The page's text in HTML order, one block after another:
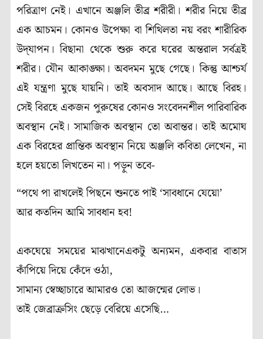
পরিত্রাণ নেই। এখানে অঞ্জলি তীব্র শরীরী। শরীর নিয়ে তীব্র
এক আচমন। কোনও উপেক্ষা বা শিথিলতা নয় বরং শারীরিক
উদ্‌যাপন। বিছানা থেকে শুরু করে ঘরের অন্তরাল সর্বত্রই
শরীর। যৌন আকাঙ্ক্ষা। অবদমন মুছে গেছে। কিন্তু আশ্চর্য
এই যন্ত্রণা মুছে যায়নি। তাই অবসাদ আছে। আছে বিরহ।
সেই বিরহে একজন পুরুষের কোনও সংবেদনশীল পারিবারিক
অবস্থান নেই। সামাজিক অবস্থান তো অবান্তর। তাই অমোঘ
এক বিরহের প্রান্তিক অবস্থান নিয়ে অঞ্জলি কবিতা লেখেন, না
হলে হয়তো লিখতেন না। পড়ুন তবে-
“পথে পা রাখলেই পিছনে শুনতে পাই ‘সাবধানে যেয়ো’
আর কতদিন আমি সাবধান হব!
একঘেয়ে সময়ের মাঝখানেএকটু অন্যমন, একবার বাতাস
কাঁপিয়ে দিয়ে কেঁদে ওঠা,
সামান্য স্বেচ্ছাচারে আমারও তো আজন্মের লোভ।
তাই জেব্রাক্রসিং ছেড়ে বেরিয়ে এসেছি…